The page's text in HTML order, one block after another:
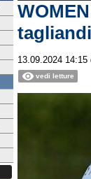
13.09.2024 14:15
vedi letture